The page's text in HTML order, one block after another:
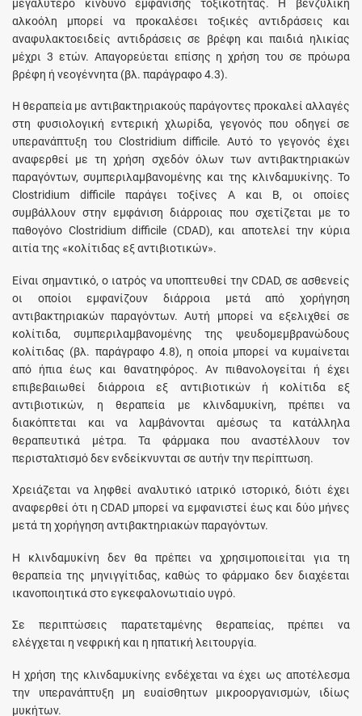
μεγαλύτερο κίνδυνο εμφάνισης τοξικότητας. Η βενζυλική
αλκοόλη μπορεί να προκαλέσει τοξικές αντιδράσεις και
αναφυλακτοειδείς αντιδράσεις σε βρέφη και παιδιά ηλικίας
μέχρι 3 ετών. Απαγορεύεται επίσης η χρήση του σε πρόωρα
βρέφη ή νεογέννητα (βλ. παράγραφο 4.3).
Η θεραπεία με αντιβακτηριακούς παράγοντες προκαλεί αλλαγές
στη φυσιολογική εντερική χλωρίδα, γεγονός που οδηγεί σε
υπερανάπτυξη του Clostridium difficile. Αυτό το γεγονός έχει
αναφερθεί με τη χρήση σχεδόν όλων των αντιβακτηριακών
παραγόντων, συμπεριλαμβανομένης και της κλινδαμυκίνης. Το
Clostridium difficile παράγει τοξίνες Α και Β, οι οποίες
συμβάλλουν στην εμφάνιση διάρροιας που σχετίζεται με το
παθογόνο Clostridium difficile (CDAD), και αποτελεί την κύρια
αιτία της «κολίτιδας εξ αντιβιοτικών».
Είναι σημαντικό, ο ιατρός να υποπτευθεί την CDAD, σε ασθενείς
οι οποίοι εμφανίζουν διάρροια μετά από χορήγηση
αντιβακτηριακών παραγόντων. Αυτή μπορεί να εξελιχθεί σε
κολίτιδα, συμπεριλαμβανομένης της ψευδομεμβρανώδους
κολίτιδας (βλ. παράγραφο 4.8), η οποία μπορεί να κυμαίνεται
από ήπια έως και θανατηφόρος. Αν πιθανολογείται ή έχει
επιβεβαιωθεί διάρροια εξ αντιβιοτικών ή κολίτιδα εξ
αντιβιοτικών, η θεραπεία με κλινδαμυκίνη, πρέπει να
διακόπτεται και να λαμβάνονται αμέσως τα κατάλληλα
θεραπευτικά μέτρα. Τα φάρμακα που αναστέλλουν τον
περισταλτισμό δεν ενδείκνυνται σε αυτήν την περίπτωση.
Χρειάζεται να ληφθεί αναλυτικό ιατρικό ιστορικό, διότι έχει
αναφερθεί ότι η CDAD μπορεί να εμφανιστεί έως και δύο μήνες
μετά τη χορήγηση αντιβακτηριακών παραγόντων.
Η κλινδαμυκίνη δεν θα πρέπει να χρησιμοποιείται για τη
θεραπεία της μηνιγγίτιδας, καθώς το φάρμακο δεν διαχέεται
ικανοποιητικά στο εγκεφαλονωτιαίο υγρό.
Σε περιπτώσεις παρατεταμένης θεραπείας, πρέπει να
ελέγχεται η νεφρική και η ηπατική λειτουργία.
Η χρήση της κλινδαμυκίνης ενδέχεται να έχει ως αποτέλεσμα
την υπερανάπτυξη μη ευαίσθητων μικροοργανισμών, ιδίως
μυκήτων.